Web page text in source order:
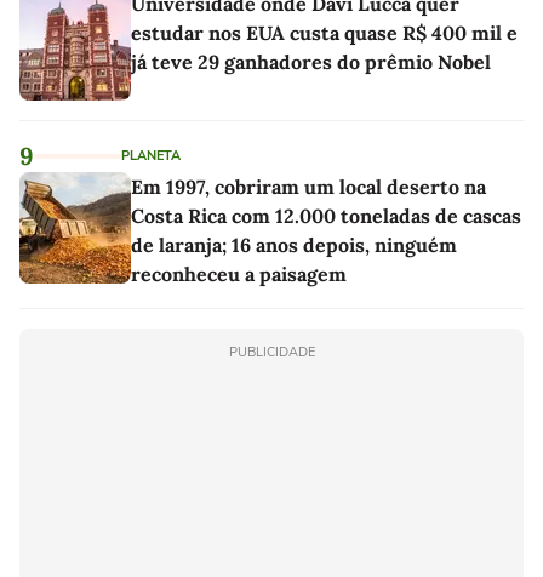
estudar nos EUA custa quase R$ 400 mil e
já teve 29 ganhadores do prêmio Nobel
9 PLANETA
Em 1997, cobriram um local deserto na
Costa Rica com 12.000 toneladas de cascas
de laranja; 16 anos depois, ninguém
reconheceu a paisagem
PUBLICIDADE